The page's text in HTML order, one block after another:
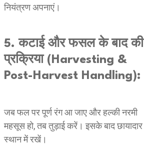
नियंत्रण अपनाएं।
5. कटाई और फसल के बाद की
प्रक्रिया (Harvesting &
Post-Harvest Handling):
जब फल पर पूर्ण रंग आ जाए और हल्की नरमी
महसूस हो, तब तुड़ाई करें। इसके बाद छायादार
स्थान में रखें।